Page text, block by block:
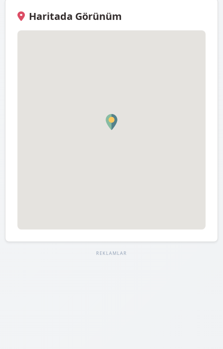
Haritada Görünüm
REKLAMLAR